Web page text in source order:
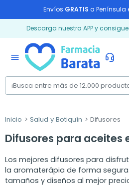
Envíos GRATIS a Península
Descarga nuestra APP y consigue
menu
Inicio Salud y Botiquín Difusores
Difusores para aceites
Los mejores difusores para
la aromaterápia de forma
tamaños y diseños al mejor